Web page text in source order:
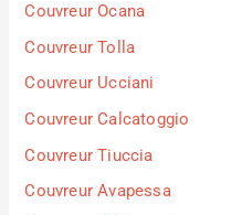
Couvreur Ocana
Couvreur Tolla
Couvreur Ucciani
Couvreur Calcatoggio
Couvreur Tiuccia
Couvreur Avapessa